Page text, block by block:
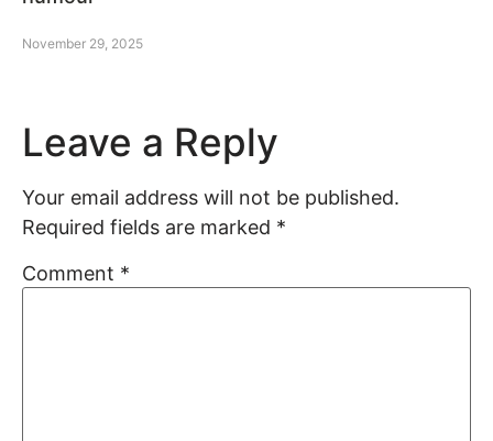
November 29, 2025
Leave a Reply
Your email address will not be published.
Required fields are marked *
Comment *